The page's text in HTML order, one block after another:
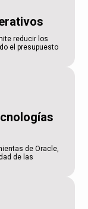
reducir los
el presupuesto
de Oracle,
de las